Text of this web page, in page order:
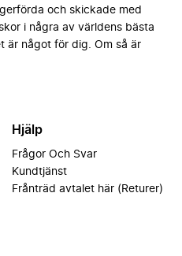
och skickade med
i några av världens bästa
är något för dig. Om så är
Hjälp
Frågor Och Svar
Kundtjänst
Frånträd avtalet här (Returer)